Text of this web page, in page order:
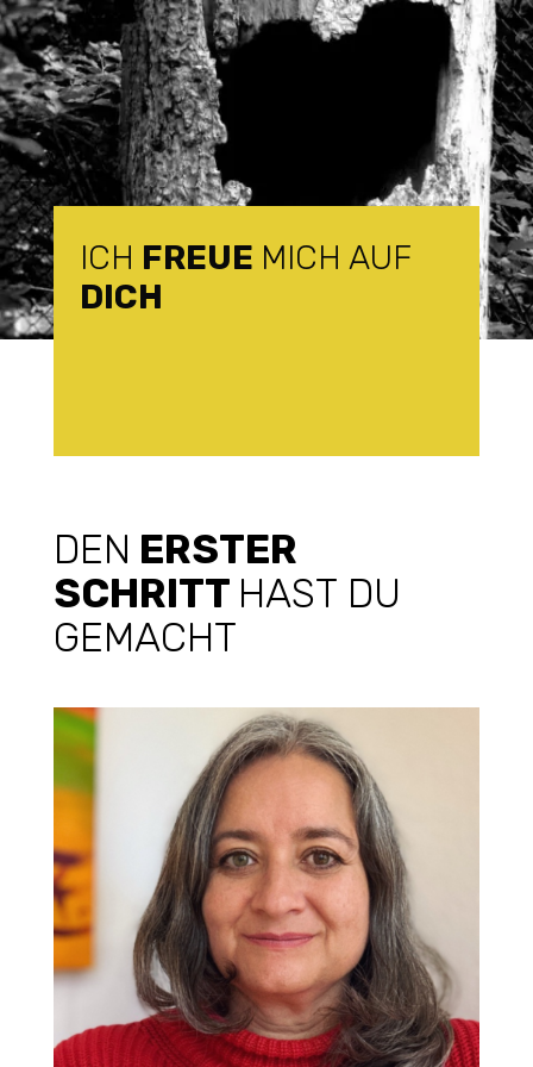
ICH FREUE MICH AUF
DICH
DEN ERSTER
SCHRITT HAST DU
GEMACHT